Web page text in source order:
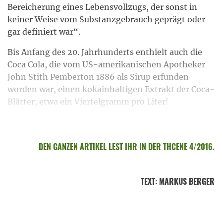
Bereicherung eines Lebensvollzugs, der sonst in
keiner Weise vom Substanzgebrauch geprägt oder
gar definiert war“.
Bis Anfang des 20. Jahrhunderts enthielt auch die
Coca Cola, die vom US-amerikanischen Apotheker
John Stith Pemberton 1886 als Sirup erfunden
worden war, einen kokainhaltigen Extrakt der Coca-
Blätter, etwa ein Viertelgramm pro Liter!
DEN GANZEN ARTIKEL LEST IHR IN DER THCENE 4/2016.
TEXT: MARKUS BERGER